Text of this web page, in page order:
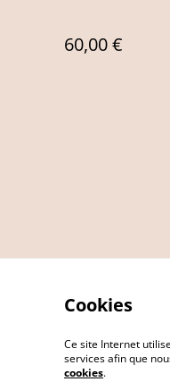
60,00 €
Cookies
Ce site Internet
services afin que
cookies.